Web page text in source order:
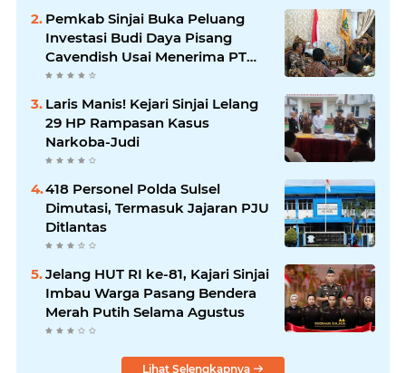
Pemkab Sinjai Buka Peluang
Investasi Budi Daya Pisang
Cavendish Usai Menerima PT
GGF
Laris Manis! Kejari Sinjai Lelang
29 HP Rampasan Kasus
Narkoba-Judi
418 Personel Polda Sulsel
Dimutasi, Termasuk Jajaran PJU
Ditlantas
Jelang HUT RI ke-81, Kajari Sinjai
Imbau Warga Pasang Bendera
Merah Putih Selama Agustus
Lihat Selengkapnya